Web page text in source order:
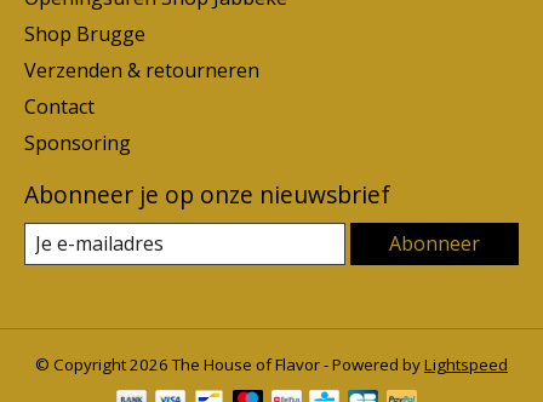
Shop Brugge
Verzenden & retourneren
Contact
Sponsoring
Abonneer je op onze nieuwsbrief
Abonneer
© Copyright 2026 The House of Flavor - Powered byLightspeed